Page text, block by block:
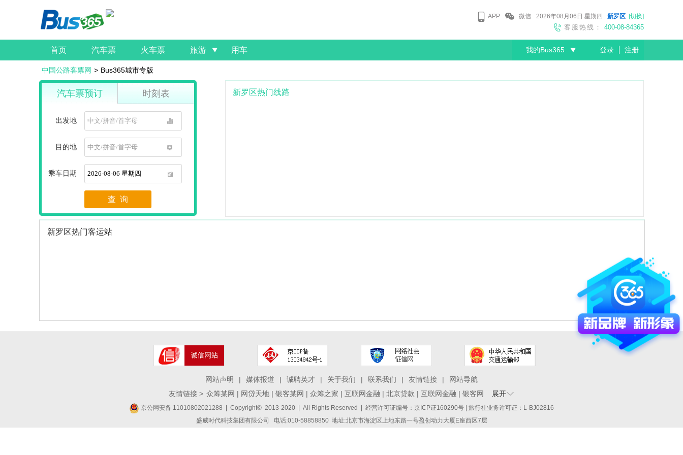
APP 微信 2026年08月06日 星期四 新罗区 [切换]
客服热线： 400-08-84365
首页 汽车票 火车票 旅游 用车 我的Bus365 登录 注册
中国公路客票网 > Bus365城市专版
汽车票预订 时刻表
出发地
目的地
1
乘车日期
1
查 询
新罗区热门线路
新罗区热门客运站
网站声明 | 媒体报道 | 诚聘英才 | 关于我们 | 联系我们 | 友情链接 |
网站导航
友情链接 > 众筹某网 | 网贷天地 | 银客某网 | 众筹之家 | 互联网金融 | 北京贷款 | 互联网金融 | 银客网 展开
京公网安备 11010802021288 | Copyright© 2013-2020 | All Rights Reserved | 经营许可证编号：京ICP证160290号 | 旅行社业务许可证：L-BJ02816
盛威时代科技集团有限公司 电话:010-58858850 地址:北京市海淀区上地东路一号盈创动力大厦E座西区7层